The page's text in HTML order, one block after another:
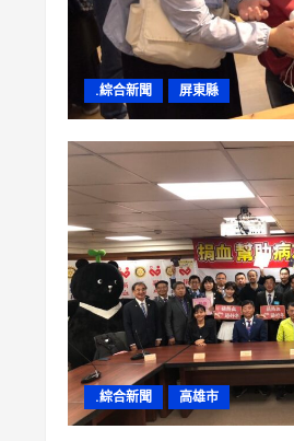
.綜合新聞 屏東縣
.綜合新聞 高雄市